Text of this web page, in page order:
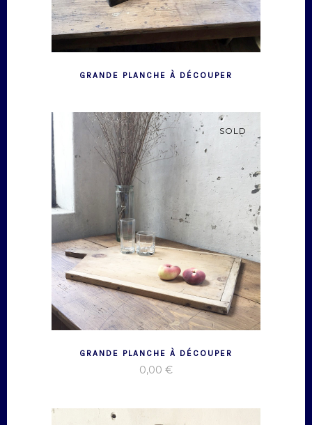
GRANDE PLANCHE À DÉCOUPER
SOLD
GRANDE PLANCHE À DÉCOUPER
0,00 €